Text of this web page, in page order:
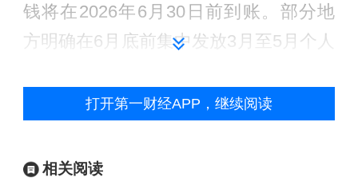
钱将在2026年6月30日前到账。部分地
方明确在6月底前集中发放3月至5月个人
发放育儿补贴的一个关键时点，而中央
将确保这一补贴资金及时足额发放。
打开第一财经APP，继续阅读
相关阅读